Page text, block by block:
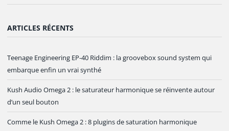
ARTICLES RÉCENTS
Teenage Engineering EP-40 Riddim : la groovebox sound system qui
embarque enfin un vrai synthé
Kush Audio Omega 2 : le saturateur harmonique se réinvente autour
d’un seul bouton
Comme le Kush Omega 2 : 8 plugins de saturation harmonique